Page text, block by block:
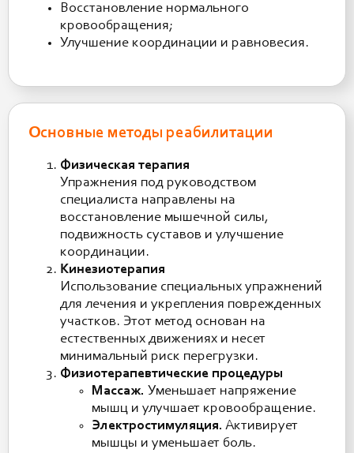
Восстановление нормального
кровообращения;
Улучшение координации и равновесия.
Основные методы реабилитации
Физическая терапия
Упражнения под руководством
специалиста направлены на
восстановление мышечной силы,
подвижность суставов и улучшение
координации.
Кинезиотерапия
Использование специальных упражнений
для лечения и укрепления поврежденных
участков. Этот метод основан на
естественных движениях и несет
минимальный риск перегрузки.
Физиотерапевтические процедуры
Массаж. Уменьшает напряжение
мышц и улучшает кровообращение.
Электростимуляция. Активирует
мышцы и уменьшает боль.